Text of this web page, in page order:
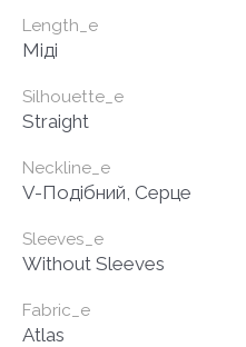
Length_e
Міді
Silhouette_e
Straight
Neckline_e
V-Подібний, Серце
Sleeves_e
Without Sleeves
Fabric_e
Atlas